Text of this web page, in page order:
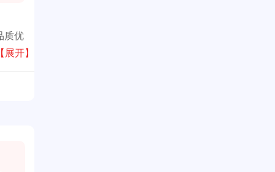
质优
皇室
【展开】